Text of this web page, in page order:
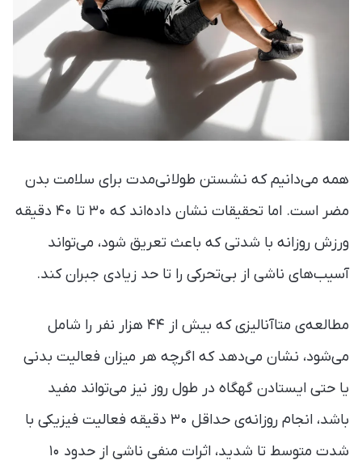
همه می‌دانیم که نشستن طولانی‌مدت برای سلامت بدن
مضر است. اما تحقیقات نشان داده‌اند که ۳۰ تا ۴۰ دقیقه
ورزش روزانه با شدتی که باعث تعریق شود، می‌تواند
آسیب‌های ناشی از بی‌تحرکی را تا حد زیادی جبران کند.
مطالعه‌ی متاآنالیزی که بیش از ۴۴ هزار نفر را شامل
می‌شود، نشان می‌دهد که اگرچه هر میزان فعالیت بدنی
یا حتی ایستادن گهگاه در طول روز نیز می‌تواند مفید
باشد، انجام روزانه‌ی حداقل ۳۰ دقیقه فعالیت فیزیکی با
شدت متوسط تا شدید، اثرات منفی ناشی از حدود ۱۰